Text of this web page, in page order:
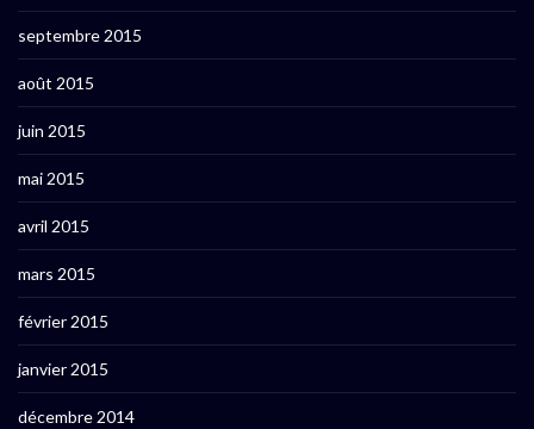
septembre 2015
août 2015
juin 2015
mai 2015
avril 2015
mars 2015
février 2015
janvier 2015
décembre 2014